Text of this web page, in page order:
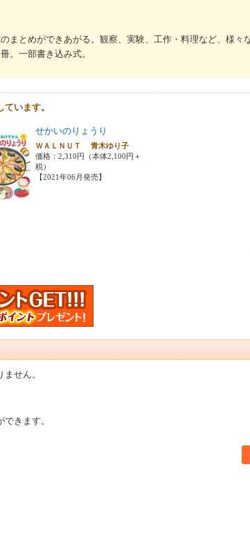
まとめができあがる。観察、実験、工作・料理など、様々
。一部書き込み式。
います。
せかいのりょうり
ＷＡＬＮＵＴ 青木ゆり子
価格：2,310円（本体2,100円＋
税）
【2021年06月発売】
せん。
きます。